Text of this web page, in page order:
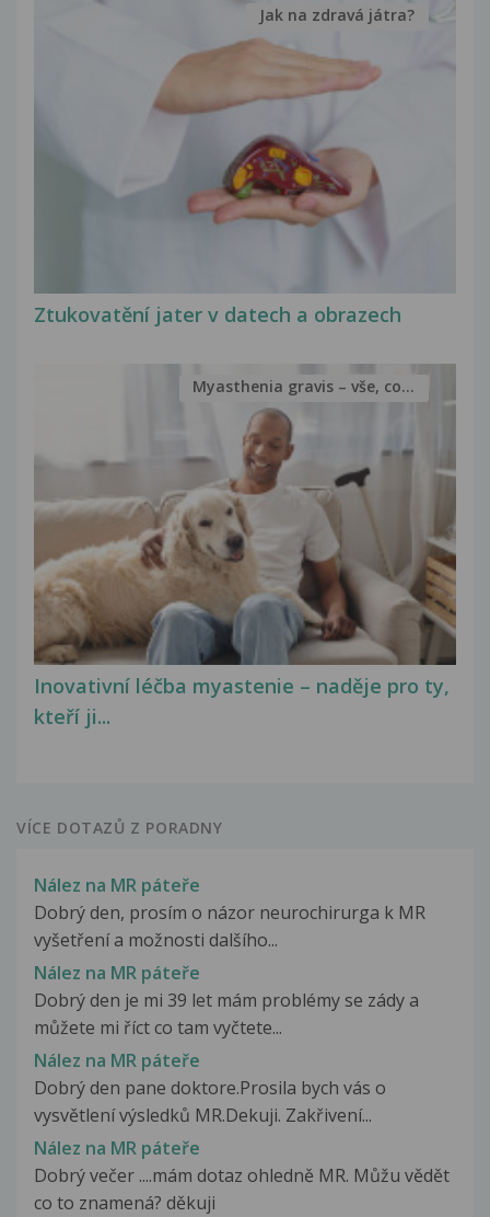
Ztukovatění jater v datech a obrazech
Jak na zdravá játra?
Inovativní léčba myastenie – naděje pro ty,
kteří ji...
Myasthenia gravis – vše, co...
VÍCE DOTAZŮ Z PORADNY
Nález na MR páteře
Dobrý den, prosím o názor neurochirurga k MR
vyšetření a možnosti dalšího...
Nález na MR páteře
Dobrý den je mi 39 let mám problémy se zády a
můžete mi říct co tam vyčtete...
Nález na MR páteře
Dobrý den pane doktore.Prosila bych vás o
vysvětlení výsledků MR.Dekuji. Zakřivení...
Nález na MR páteře
Dobrý večer ....mám dotaz ohledně MR. Můžu vědět
co to znamená? děkuji